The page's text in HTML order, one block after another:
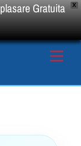
X
Gratuita